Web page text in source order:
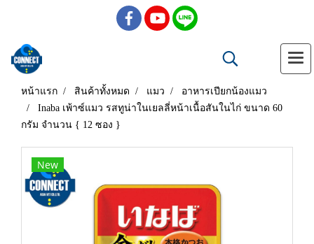
หน้าแรก สินค้าทั้งหมด แมว
อาหารเปียกน้องแมว
Inaba เพ้าซ์แมว รสทูน่าในเยลลี่หน้าเนื้อสันในไก่ ขนาด 60
กรัม จำนวน { 12 ซอง }
New